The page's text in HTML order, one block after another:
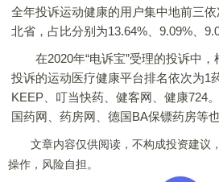
全年投诉运动健康的用户集中地前三
北省，占比分别为13.64%、9.09%、
在2020年“电诉宝”受理的投诉中，
投诉的运动医疗健康平台排名依次为1
KEEP、叮当快药、健客网、健康724
国药网、药房网、德国BA保镖药房等
文章内容仅供阅读，不构成投资建议
操作，风险自担。